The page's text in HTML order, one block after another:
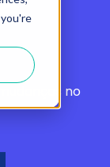
no